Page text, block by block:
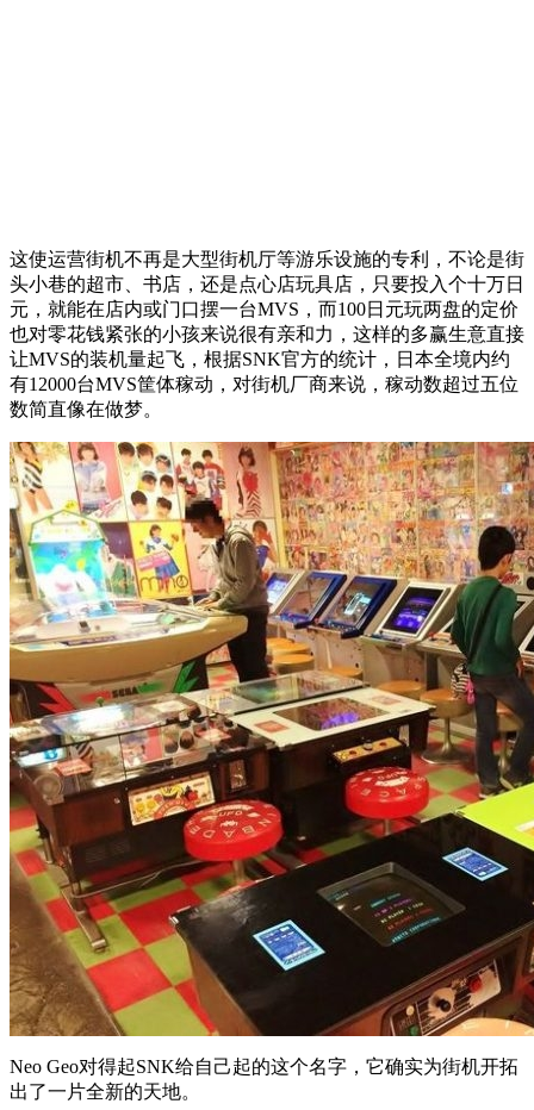
这使运营街机不再是大型街机厅等游乐设施的专利，不论是街
头小巷的超市、书店，还是点心店玩具店，只要投入个十万日
元，就能在店内或门口摆一台MVS，而100日元玩两盘的定价
也对零花钱紧张的小孩来说很有亲和力，这样的多赢生意直接
让MVS的装机量起飞，根据SNK官方的统计，日本全境内约
有12000台MVS筐体稼动，对街机厂商来说，稼动数超过五位
数简直像在做梦。
Neo Geo对得起SNK给自己起的这个名字，它确实为街机开拓
出了一片全新的天地。